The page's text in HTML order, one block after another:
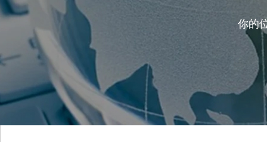
你的